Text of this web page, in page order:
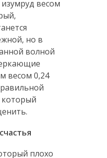
весом
но в
волной
весом 0,24
который
плохо